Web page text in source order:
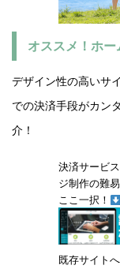
オススメ！ホ
デザイン性の高いサ
での決済手段がカン
介！
決済サービ
ジ制作の難
ここ一択！
既存サイト